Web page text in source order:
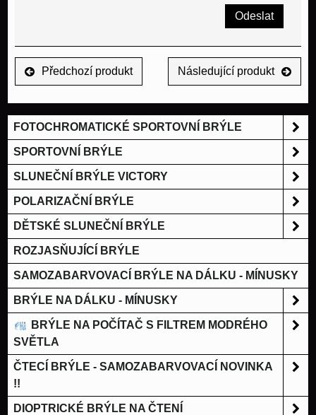
Odeslat
Předchozí produkt Následující produkt
FOTOCHROMATICKÉ SPORTOVNÍ BRÝLE
SPORTOVNÍ BRÝLE
SLUNEČNÍ BRÝLE VICTORY
POLARIZAČNÍ BRÝLE
DĚTSKÉ SLUNEČNÍ BRÝLE
ROZJASŇUJÍCÍ BRÝLE
SAMOZABARVOVACÍ BRÝLE NA DÁLKU - MÍNUSKY
BRÝLE NA DÁLKU - MÍNUSKY
BRÝLE NA POČÍTAČ S FILTREM MODRÉHO
SVĚTLA
ČTECÍ BRÝLE - SAMOZABARVOVACÍ NOVINKA
!!
DIOPTRICKÉ BRÝLE NA ČTENÍ